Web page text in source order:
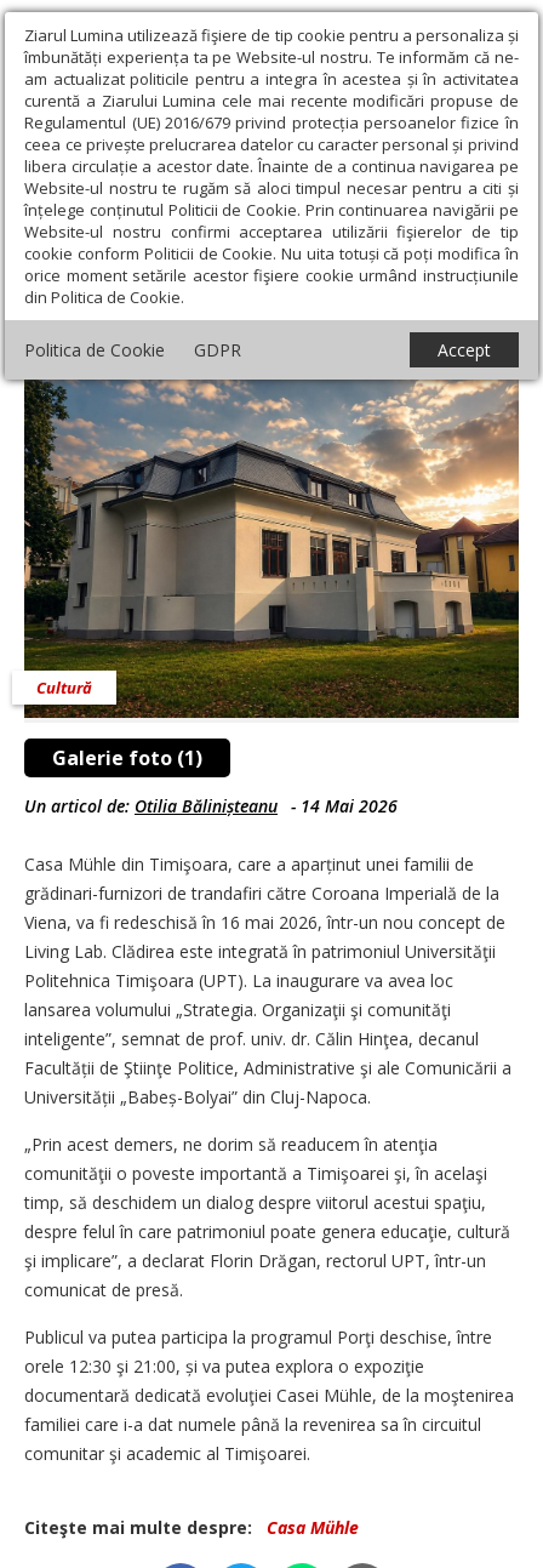
Ziarul Lumina utilizează fişiere de tip cookie pentru a personaliza și
îmbunătăți experiența ta pe Website-ul nostru. Te informăm că ne-
am actualizat politicile pentru a integra în acestea și în activitatea
curentă a Ziarului Lumina cele mai recente modificări propuse de
Regulamentul (UE) 2016/679 privind protecția persoanelor fizice în
ceea ce privește prelucrarea datelor cu caracter personal și privind
libera circulație a acestor date. Înainte de a continua navigarea pe
Website-ul nostru te rugăm să aloci timpul necesar pentru a citi și
înțelege conținutul Politicii de Cookie. Prin continuarea navigării pe
Website-ul nostru confirmi acceptarea utilizării fişierelor de tip
cookie conform Politicii de Cookie. Nu uita totuși că poți modifica în
orice moment setările acestor fişiere cookie urmând instrucțiunile
din Politica de Cookie.
Politica de Cookie GDPR Accept
Ziarul Lumina › Educaţie și Cultură › Cultură › Clădire de
patrimoniu redeschisă la Timișoara
Clădire de patrimoniu redeschisă la
Timișoara
Galerie foto (1)
Cultură
Un articol de: Otilia Bălinișteanu - 14 Mai 2026
Casa Mühle din Timişoara, care a aparținut unei familii de
grădinari-furnizori de trandafiri către Coroana Imperială de la
Viena, va fi redeschisă în 16 mai 2026, într-un nou concept de
Living Lab. Clădirea este integrată în patrimoniul Universităţii
Politehnica Timişoara (UPT). La inaugurare va avea loc
lansarea volumului „Strategia. Organizaţii şi comunităţi
inteligente”, semnat de prof. univ. dr. Călin Hinţea, decanul
Facultății de Ştiinţe Politice, Administrative şi ale Comunicării a
Universității „Babeș-Bolyai” din Cluj-Napoca.
„Prin acest demers, ne dorim să readucem în atenţia
comunităţii o poveste importantă a Timişoarei şi, în acelaşi
timp, să deschidem un dialog despre viitorul acestui spaţiu,
despre felul în care patrimoniul poate genera educaţie, cultură
şi implicare”, a declarat Florin Drăgan, rectorul UPT, într-un
comunicat de presă.
Publicul va putea participa la programul Porţi deschise, între
orele 12:30 şi 21:00, și va putea explora o expoziţie
documentară dedicată evoluţiei Casei Mühle, de la moştenirea
familiei care i-a dat numele până la revenirea sa în circuitul
comunitar şi academic al Timişoarei.
Citeşte mai multe despre: Casa Mühle